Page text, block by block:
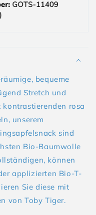
bequeme
Stretch und
rosa
unserem
sind
Bio-Baumwolle
können
applizierten Bio-T-
Sie diese mit
von Toby Tiger.